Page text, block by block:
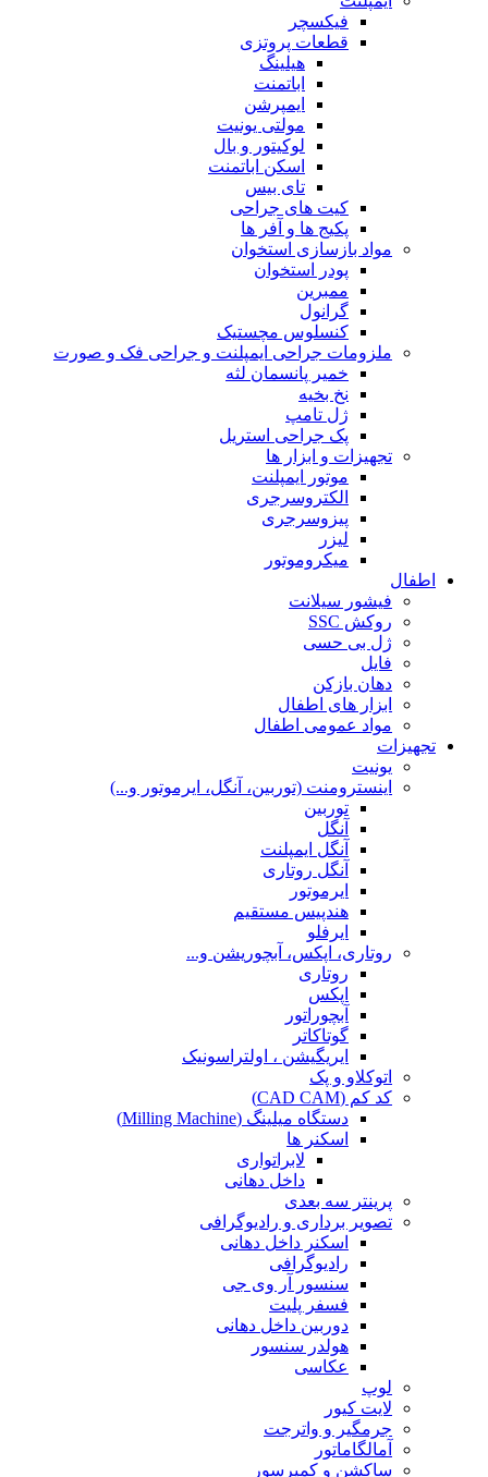
فیکسچر
قطعات پروتزی
هیلینگ
اباتمنت
ایمپرشن
مولتی یونیت
لوکیتور و بال
اسکن اباتمنت
تای بیس
کیت های جراحی
پکیج ها و آفر ها
مواد بازسازی استخوان
پودر استخوان
ممبرین
گرانول
کنسلوس مچستیک
ملزومات جراحی ایمپلنت و جراحی فک و صورت
خمیر پانسمان لثه
نخ بخیه
ژل تامپ
پک جراحی استریل
تجهیزات و ابزار ها
موتور ایمپلنت
الکتروسرجری
پیزوسرجری
لیزر
میکروموتور
اطفال
فیشور سیلانت
روکش SSC
ژل بی حسی
فایل
دهان بازکن
ابزار های اطفال
مواد عمومی اطفال
تجهیزات
یونیت
اینسترومنت (توربین، آنگل، ایرموتور و...)
توربین
آنگل
آنگل ایمپلنت
آنگل روتاری
ایرموتور
هندپیس مستقیم
ایرفلو
روتاری، اپکس، آبچوریشن و...
روتاری
اپکس
آبچوراتور
گوتاکاتر
ایریگیشن ، اولتراسونیک
اتوکلاو و پک
کد کم (CAD CAM)
دستگاه میلینگ (Milling Machine)
اسکنر ها
لابراتواری
داخل دهانی
پرینتر سه بعدی
تصویر برداری و رادیوگرافی
اسکنر داخل دهانی
رادیوگرافی
سنسور آر وی جی
فسفر پلیت
دوربین داخل دهانی
هولدر سنسور
عکاسی
لوپ
لایت کیور
جرمگیر و واترجت
آمالگاماتور
ساکشن و کمپرسور